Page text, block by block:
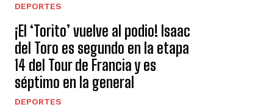
DEPORTES
¡El ‘Torito’ vuelve al podio! Isaac
del Toro es segundo en la etapa
14 del Tour de Francia y es
séptimo en la general
DEPORTES